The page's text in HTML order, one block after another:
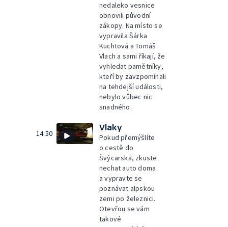
nedaleko vesnice
obnovili původní
zákopy. Na místo se
vypravila Šárka
Kuchtová a Tomáš
Vlach a sami říkají, že
vyhledat pamětníky,
kteří by zavzpomínali
na tehdejší události,
nebylo vůbec nic
snadného.
14:50
Vlaky
Pokud přemýšlíte
o cestě do
Švýcarska, zkuste
nechat auto doma
a vypravte se
poznávat alpskou
zemi po železnici.
Otevřou se vám
takové